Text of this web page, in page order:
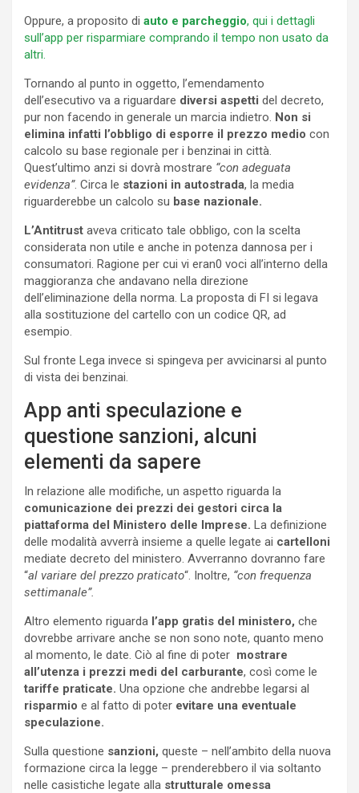
Oppure, a proposito di auto e parcheggio, qui i dettagli
sull’app per risparmiare comprando il tempo non usato da
altri.
Tornando al punto in oggetto, l’emendamento
dell’esecutivo va a riguardare diversi aspetti del decreto,
pur non facendo in generale un marcia indietro. Non si
elimina infatti l’obbligo di esporre il prezzo medio con
calcolo su base regionale per i benzinai in città.
Quest’ultimo anzi si dovrà mostrare “con adeguata
evidenza”. Circa le stazioni in autostrada, la media
riguarderebbe un calcolo su base nazionale.
L’Antitrust aveva criticato tale obbligo, con la scelta
considerata non utile e anche in potenza dannosa per i
consumatori. Ragione per cui vi eran0 voci all’interno della
maggioranza che andavano nella direzione
dell’eliminazione della norma. La proposta di FI si legava
alla sostituzione del cartello con un codice QR, ad
esempio.
Sul fronte Lega invece si spingeva per avvicinarsi al punto
di vista dei benzinai.
App anti speculazione e
questione sanzioni, alcuni
elementi da sapere
In relazione alle modifiche, un aspetto riguarda la
comunicazione dei prezzi dei gestori circa la
piattaforma del Ministero delle Imprese. La definizione
delle modalità avverrà insieme a quelle legate ai cartelloni
mediate decreto del ministero. Avverranno dovranno fare
“al variare del prezzo praticato“. Inoltre, “con frequenza
settimanale”.
Altro elemento riguarda l’app gratis del ministero, che
dovrebbe arrivare anche se non sono note, quanto meno
al momento, le date. Ciò al fine di poter mostrare
all’utenza i prezzi medi del carburante, così come le
tariffe praticate. Una opzione che andrebbe legarsi al
risparmio e al fatto di poter evitare una eventuale
speculazione.
Sulla questione sanzioni, queste – nell’ambito della nuova
formazione circa la legge – prenderebbero il via soltanto
nelle casistiche legate alla strutturale omessa